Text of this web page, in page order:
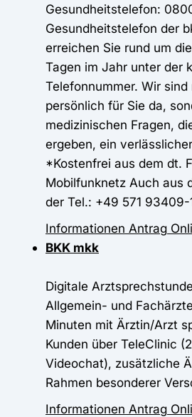
Gesundheitstelefon:
Gesundheitstelefon der
erreichen Sie rund um
Tagen im Jahr unter der
Telefonnummer. Wir
persönlich für Sie da,
medizinischen Fragen,
ergeben, ein
*Kostenfrei aus dem dt.
Mobilfunknetz Auch aus
der Tel.: +49 571 93409-
Informationen Antrag
BKK mkk
Digitale
Allgemein- und
Minuten mit Ärztin/Arzt
Kunden über TeleClinic
Videochat), zusätzliche
Rahmen besonderer
Informationen Antrag